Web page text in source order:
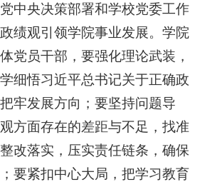
中央决策部署和学校党委工作
绩观引领学院事业发展。学院
党员干部，要强化理论武装，
细悟习近平总书记关于正确政
牢发展方向；要坚持问题导
方面存在的差距与不足，找准
改落实，压实责任链条，确保
要紧扣中心大局，把学习教育